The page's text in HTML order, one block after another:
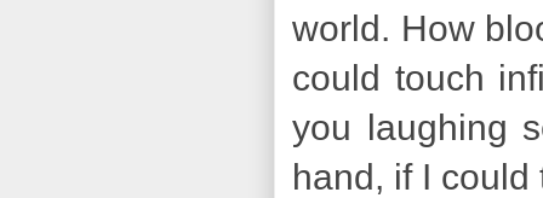
world. How
could touch
you laughing
hand, if I could